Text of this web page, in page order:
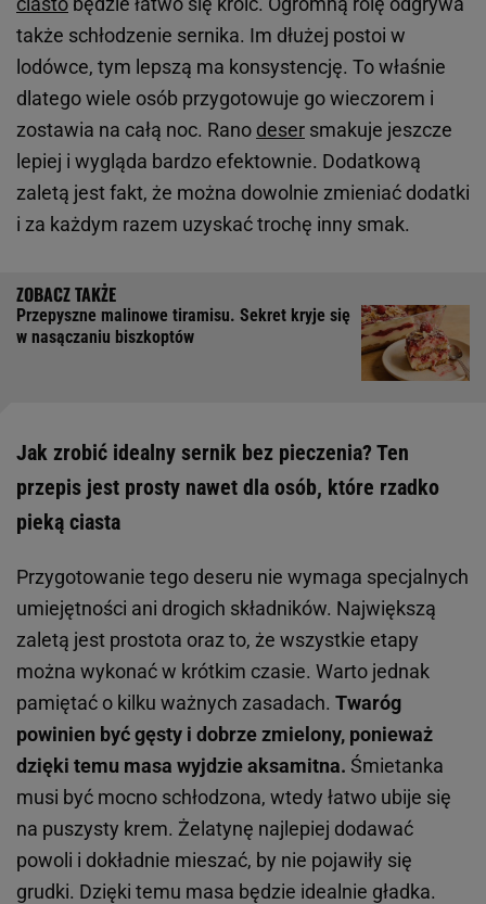
także schłodzenie sernika. Im dłużej postoi w
lodówce, tym lepszą ma konsystencję. To właśnie
dlatego wiele osób przygotowuje go wieczorem i
zostawia na całą noc. Rano deser smakuje jeszcze
lepiej i wygląda bardzo efektownie. Dodatkową
zaletą jest fakt, że można dowolnie zmieniać dodatki
i za każdym razem uzyskać trochę inny smak.
Przepyszne malinowe tiramisu. Sekret kryje się
w nasączaniu biszkoptów
Jak zrobić idealny sernik bez pieczenia? Ten
przepis jest prosty nawet dla osób, które rzadko
pieką ciasta
Przygotowanie tego deseru nie wymaga specjalnych
umiejętności ani drogich składników. Największą
zaletą jest prostota oraz to, że wszystkie etapy
można wykonać w krótkim czasie. Warto jednak
pamiętać o kilku ważnych zasadach. Twaróg
powinien być gęsty i dobrze zmielony, ponieważ
dzięki temu masa wyjdzie aksamitna. Śmietanka
musi być mocno schłodzona, wtedy łatwo ubije się
na puszysty krem. Żelatynę najlepiej dodawać
powoli i dokładnie mieszać, by nie pojawiły się
grudki. Dzięki temu masa będzie idealnie gładka.